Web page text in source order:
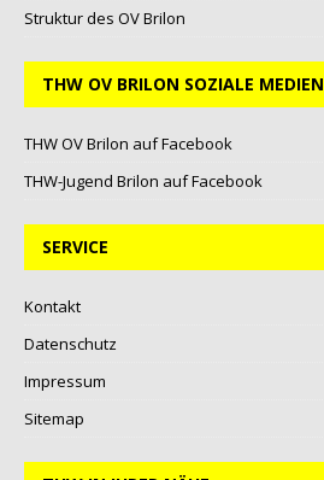
Struktur des OV Brilon
THW OV BRILON SOZIALE MEDIEN
THW OV Brilon auf Facebook
THW-Jugend Brilon auf Facebook
SERVICE
Kontakt
Datenschutz
Impressum
Sitemap